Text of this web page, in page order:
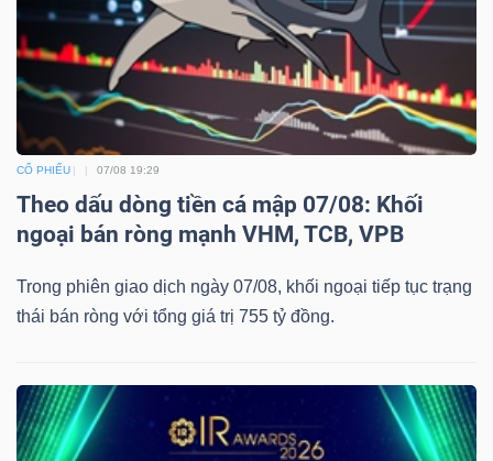
CỔ PHIẾU 07/08 19:29
Theo dấu dòng tiền cá mập 07/08: Khối
ngoại bán ròng mạnh VHM, TCB, VPB
Trong phiên giao dịch ngày 07/08, khối ngoại tiếp tục trạng
thái bán ròng với tổng giá trị 755 tỷ đồng.